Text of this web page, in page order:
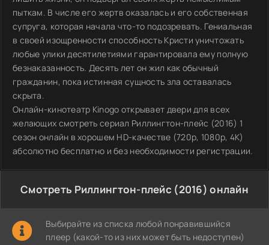
пыткам. В числе его жертв оказалась и его собственная
супруга, которая начала что-то подозревать. Гениальная
в своей изощренности способность Кристи уничтожать
любые улики десятилетиями гарантировала ему полную
безнаказанность. Десять лет он жил как обычный
гражданин, пока истинная сущность зла оставалась
скрыта.
Онлайн-кинотеатр Kinogo открывает двери для всех
желающих смотреть сериал Риллингтон-плейс (2016) 1
сезон онлайн в хорошем HD-качестве (720p, 1080p, 4K)
абсолютно бесплатно и без необходимости регистрации.
Смотреть Риллингтон-плейс (2016) онлайн
Выбирайте из списка любой понравившийся
плеер (какой-то из них может быть недоступен)